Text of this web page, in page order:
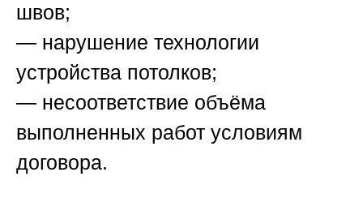
швов;
— нарушение технологии
устройства потолков;
— несоответствие объёма
выполненных работ условиям
договора.